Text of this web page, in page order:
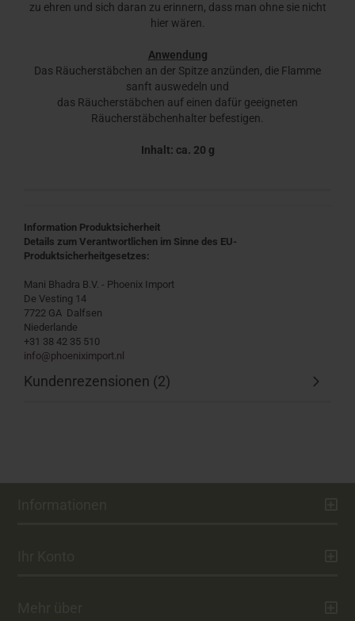
zu ehren und sich daran zu erinnern, dass man ohne sie nicht
hier wären.
Anwendung
Das Räucherstäbchen an der Spitze anzünden, die Flamme
sanft auswedeln und
das Räucherstäbchen auf einen dafür geeigneten
Räucherstäbchenhalter befestigen.
Inhalt: ca. 20 g
Information Produktsicherheit
Details zum Verantwortlichen im Sinne des EU-
Produktsicherheitgesetzes:
Mani Bhadra B.V. - Phoenix Import
De Vesting 14
7722 GA Dalfsen
Niederlande
+31 38 42 35 510
info@phoeniximport.nl
Kundenrezensionen (2)